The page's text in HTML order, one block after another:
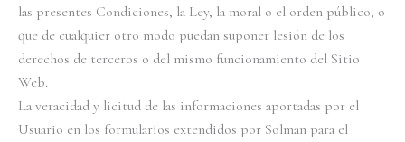
las presentes Condiciones, la Ley, la moral o el orden público, o
que de cualquier otro modo puedan suponer lesión de los
derechos de terceros o del mismo funcionamiento del Sitio
Web.
La veracidad y licitud de las informaciones aportadas por el
Usuario en los formularios extendidos por Solman para el